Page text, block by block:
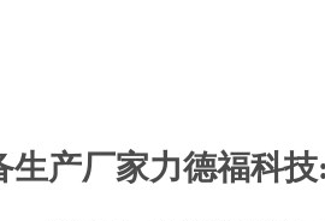
生产厂家力德福科